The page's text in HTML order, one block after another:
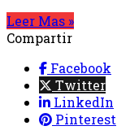
Leer Mas »
Compartir
Facebook
Twitter
LinkedIn
Pinterest